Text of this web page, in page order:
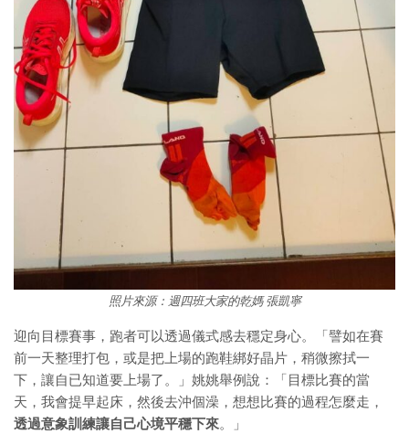
照片來源：週四班大家的乾媽 張凱寧
迎向目標賽事，跑者可以透過儀式感去穩定身心。「譬如在賽
前一天整理打包，或是把上場的跑鞋綁好晶片，稍微擦拭一
下，讓自已知道要上場了。」姚姚舉例說：「目標比賽的當
天，我會提早起床，然後去沖個澡，想想比賽的過程怎麼走，
透過意象訓練讓自己心境平穩下來。」